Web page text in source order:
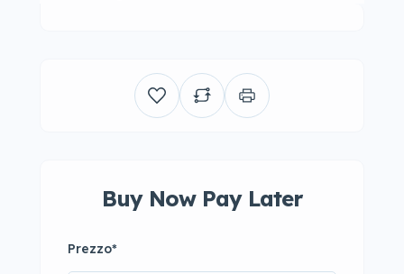
Buy Now Pay Later
Prezzo*